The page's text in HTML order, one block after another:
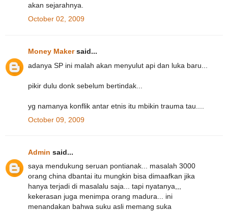
akan sejarahnya.
October 02, 2009
Money Makersaid...
adanya SP ini malah akan menyulut api dan luka baru...
pikir dulu donk sebelum bertindak...
yg namanya konflik antar etnis itu mbikin trauma tau....
October 09, 2009
Admin said...
saya mendukung seruan pontianak... masalah 3000
orang china dbantai itu mungkin bisa dimaafkan jika
hanya terjadi di masalalu saja... tapi nyatanya,,,
kekerasan juga menimpa orang madura... ini
menandakan bahwa suku asli memang suka